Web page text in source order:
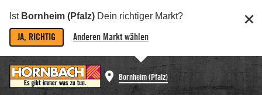
Ist Bornheim (Pfalz) Dein richtiger Markt?
JA, RICHTIG Anderen Markt wählen
Bornheim (Pfalz)